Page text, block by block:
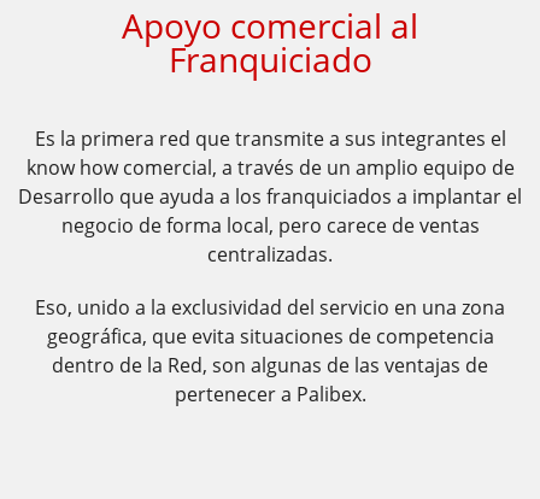
​​Apoyo comercial al
Franquiciado
Es la primera red que transmite a sus integrantes el
know how comercial, a través de un amplio equipo de
Desarrollo que ayuda a los franquiciados a implantar el
negocio de forma local, pero carece de ventas
centralizadas.
Eso, unido a la exclusividad del servicio en una zona
geográfica, que evita situaciones de competencia
dentro de la Red, son algunas de las ventajas de
pertenecer a Palibex.